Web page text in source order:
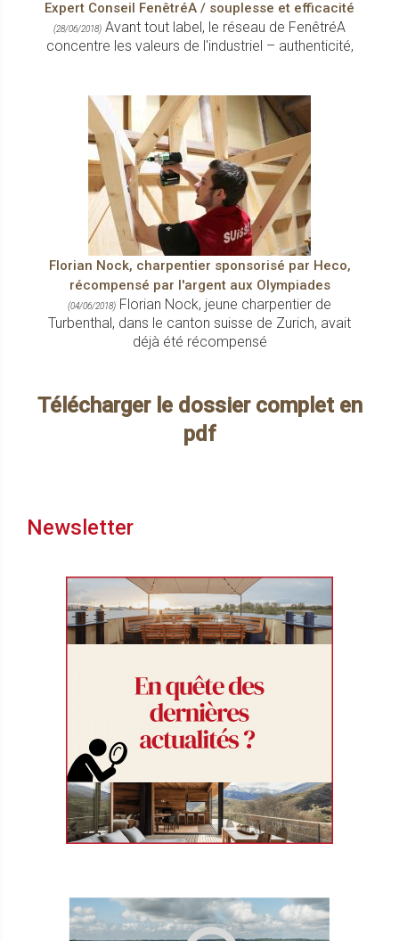
Expert Conseil FenêtréA / souplesse et efficacité
(28/06/2018) Avant tout label, le réseau de FenêtréA
concentre les valeurs de l'industriel – authenticité,
Florian Nock, charpentier sponsorisé par Heco,
récompensé par l'argent aux Olympiades
(04/06/2018) Florian Nock, jeune charpentier de
Turbenthal, dans le canton suisse de Zurich, avait
déjà été récompensé
Télécharger le dossier complet en
pdf
Newsletter